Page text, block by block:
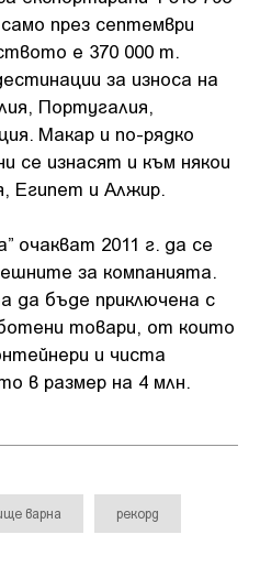
през септември
е 370 000 т.
за износа на
Португалия,
Макар и по-рядко
се изнасят и към някои
Египет и Алжир.
очакват 2011 г. да се
за компанията.
да бъде приключена с
товари, от които
и чиста
в размер на 4 млн.
варна рекорд